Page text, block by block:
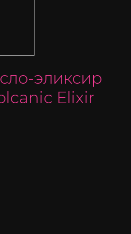
эликсир
Elixir